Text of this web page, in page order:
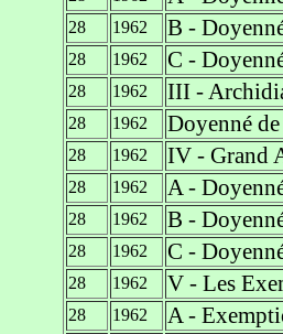
28 1962 B -
28 1962 C -
28 1962 III -
28 1962 Doyenné
28 1962 IV - Grand
28 1962 A -
28 1962 B -
28 1962 C -
28 1962 V - Les
28 1962 A -